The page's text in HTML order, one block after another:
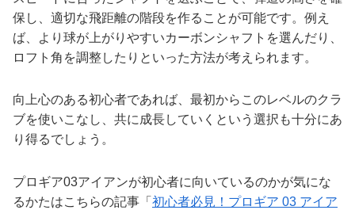
保し、適切な飛距離の階段を作ることが可能です。例え
ば、より球が上がりやすいカーボンシャフトを選んだり、
ロフト角を調整したりといった方法が考えられます。
向上心のある初心者であれば、最初からこのレベルのクラ
ブを使いこなし、共に成長していくという選択も十分にあ
り得るでしょう。
プロギア03アイアンが初心者に向いているのかが気にな
るかたはこちらの記事「 初心者必見！プロギア 03 アイア